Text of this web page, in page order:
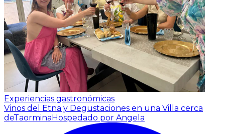
Experiencias gastronómicas
Vinos del Etna y Degustaciones en una Villa cerca
deTaorminaHospedado por Angela